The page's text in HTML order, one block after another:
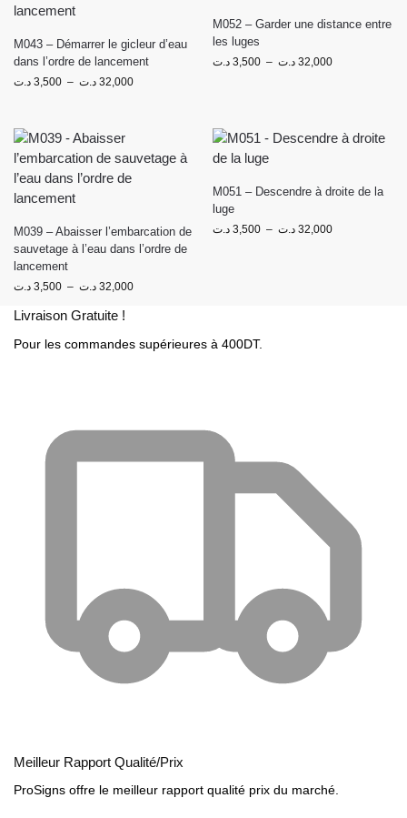
M043 – Démarrer le gicleur d’eau
dans l’ordre de lancement
3,500 د.ت – 32,000 د.ت
M052 – Garder une distance entre
les luges
3,500 د.ت – 32,000 د.ت
M039 – Abaisser l’embarcation de
sauvetage à l’eau dans l’ordre de
lancement
3,500 د.ت – 32,000 د.ت
M051 – Descendre à droite de la
luge
3,500 د.ت – 32,000 د.ت
Livraison Gratuite !
Pour les commandes supérieures à 400DT.
Meilleur Rapport Qualité/Prix
ProSigns offre le meilleur rapport qualité prix du marché.